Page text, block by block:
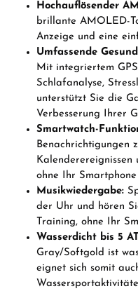
Hochauflösender
brillante AMOLED-
Anzeige und eine
Umfassende
Mit integriertem
Schlafanalyse,
unterstützt Sie die
Verbesserung Ihrer
Smartwatch-
Benachrichtigungen
ohne Ihr Smartphone
Musikwiedergabe:
der Uhr und hören
Training, ohne Ihr
Wasserdicht bis 5
Gray/Softgold ist
eignet sich somit